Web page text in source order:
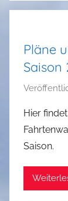
Pläne
Saison
Hier
Saison.